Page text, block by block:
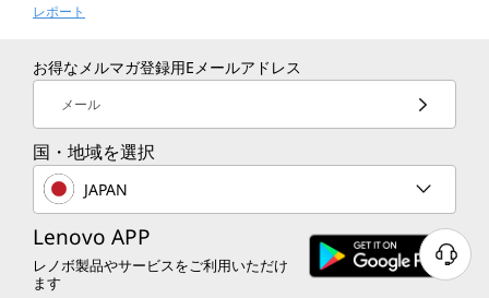
レポート
お得なメルマガ登録用Eメールアドレス
メール
国・地域を選択
JAPAN
Lenovo APP
レノボ製品やサービスをご利用いただけ
ます